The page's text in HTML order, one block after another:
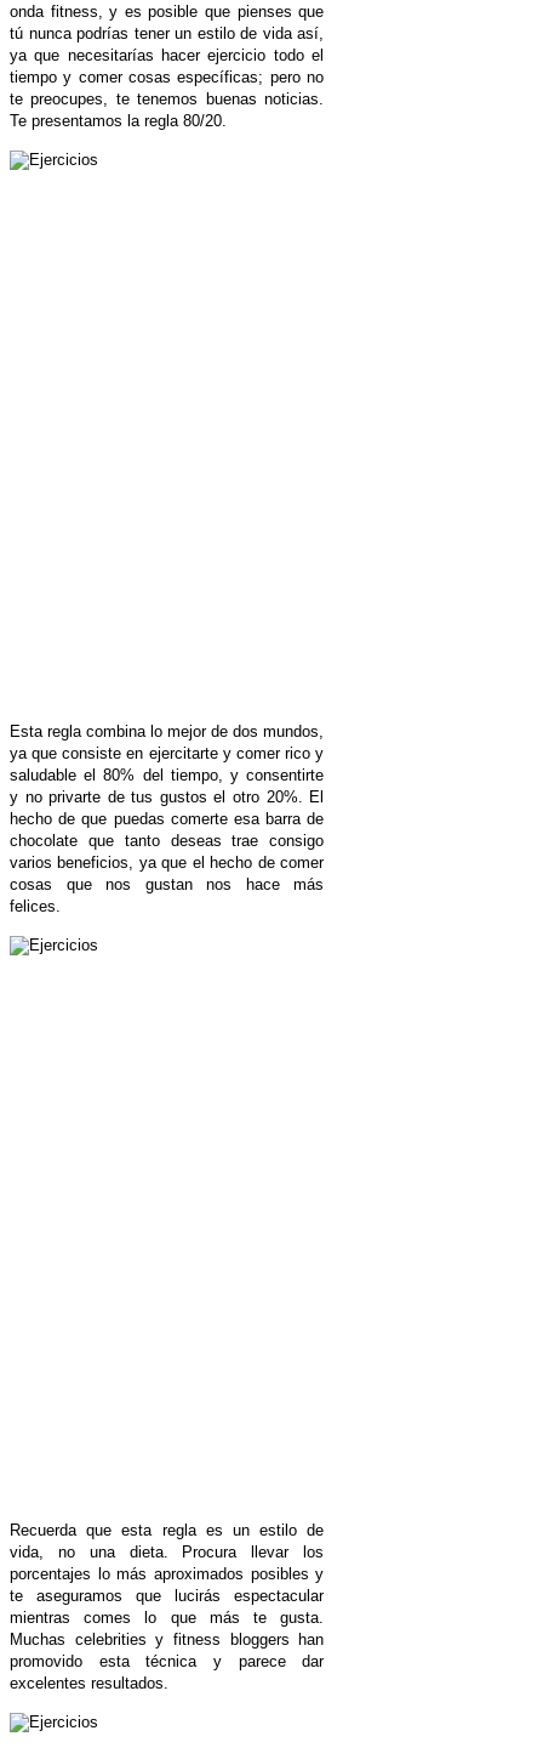
onda fitness, y es posible que pienses que
tú nunca podrías tener un estilo de vida así,
ya que necesitarías hacer ejercicio todo el
tiempo y comer cosas específicas; pero no
te preocupes, te tenemos buenas noticias.
Te presentamos la regla 80/20.
Esta regla combina lo mejor de dos mundos,
ya que consiste en ejercitarte y comer rico y
saludable el 80% del tiempo, y consentirte
y no privarte de tus gustos el otro 20%. El
hecho de que puedas comerte esa barra de
chocolate que tanto deseas trae consigo
varios beneficios, ya que el hecho de comer
cosas que nos gustan nos hace más
felices.
Recuerda que esta regla es un estilo de
vida, no una dieta. Procura llevar los
porcentajes lo más aproximados posibles y
te aseguramos que lucirás espectacular
mientras comes lo que más te gusta.
Muchas celebrities y fitness bloggers han
promovido esta técnica y parece dar
excelentes resultados.